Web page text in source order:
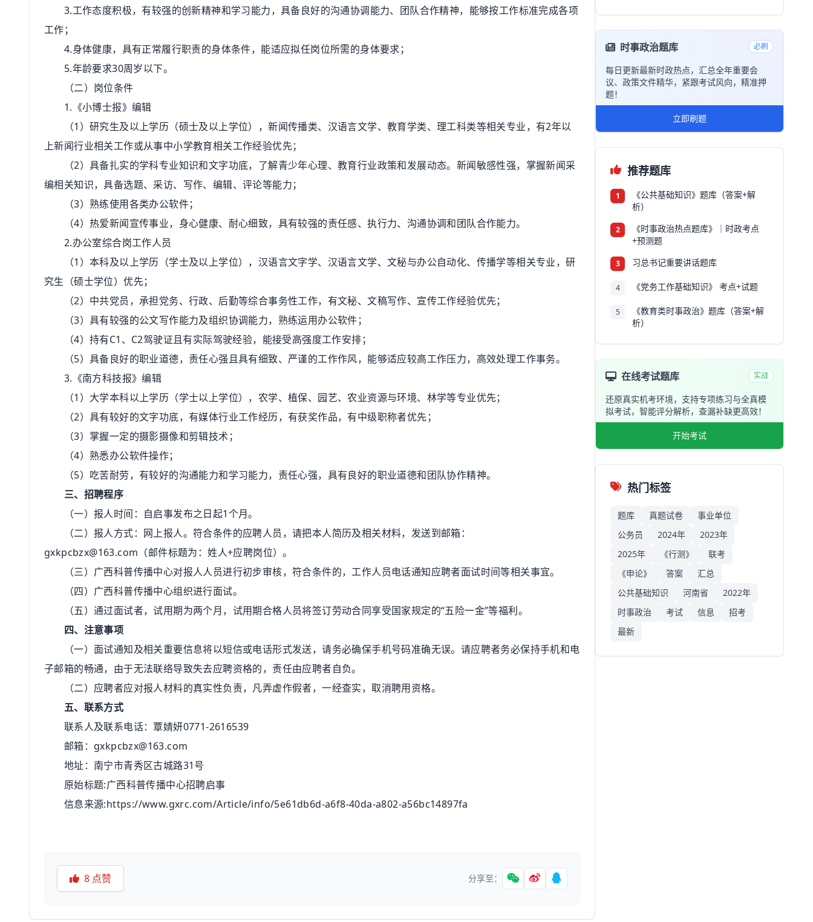
3.工作态度积极，有较强的创新精神和学习能力，具备良好的沟通协调能力、团队合作精神，能够按工作标准完成各项
工作；
4.身体健康，具有正常履行职责的身体条件，能适应拟任岗位所需的身体要求；
5.年龄要求30周岁以下。
（二）岗位条件
1.《小博士报》编辑
（1）研究生及以上学历（硕士及以上学位），新闻传播类、汉语言文学、 教育学类、理工科类等相关专业，有2年以
上新闻行业相关工作或从事中小学教育相关工作经验优先；
（2）具备扎实的学科专业知识和文字功底，了解青少年心理、教育行业政策和发展动态。新闻敏感性强，掌握新闻采
编相关知识，具备选题、采访、写作、编辑、评论等能力；
（3）熟练使用各类办公软件；
（4）热爱新闻宣传事业，身心健康、耐心细致，具有较强的责任感、执行力、沟通协调和团队合作能力。
2.办公室综合岗工作人员
（1）本科及以上学历（学士及以上学位），汉语言文字学、汉语言文学、文秘与办公自动化、传播学等相关专业，研
究生（硕士学位）优先；
（2）中共党员，承担党务、行政、后勤等综合事务性工作，有文秘、文稿写作、宣传工作经验优先；
（3）具有较强的公文写作能力及组织协调能力，熟练运用办公软件；
（4）持有C1、C2驾驶证且有实际驾驶经验，能接受高强度工作安排；
（5）具备良好的职业道德，责任心强且具有细致、严谨的工作作风，能够适应较高工作压力，高效处理工作事务。
3.《南方科技报》编辑
（1）大学本科以上学历（学士以上学位），农学、植保、园艺、农业资源与环境、林学等专业优先；
（2）具有较好的文字功底，有媒体行业工作经历，有获奖作品，有中级职称者优先；
（3）掌握一定的摄影摄像和剪辑技术；
（4）熟悉办公软件操作；
（5）吃苦耐劳，有较好的沟通能力和学习能力，责任心强，具有良好的职业道德和团队协作精神。
三、招聘程序
（一）报人时间：自启事发布之日起1个月。
（二）报人方式：网上报人。符合条件的应聘人员，请把本人简历及相关材料，发送到邮箱：
gxkpcbzx@163.com（邮件标题为：姓人+应聘岗位）。
（三）广西科普传播中心对报人人员进行初步审核，符合条件的，工作人员电话通知应聘者面试时间等相关事宜。
（四）广西科普传播中心组织进行面试。
（五）通过面试者，试用期为两个月，试用期合格人员将签订劳动合同享受国家规定的“五险一金”等福利。
四、注意事项
（一）面试通知及相关重要信息将以短信或电话形式发送，请务必确保手机号码准确无误。请应聘者务必保持手机和电
子邮箱的畅通，由于无法联络导致失去应聘资格的，责任由应聘者自负。
（二）应聘者应对报人材料的真实性负责，凡弄虚作假者，一经查实，取消聘用资格。
五、联系方式
联系人及联系电话：覃婧妍0771-2616539
邮箱：gxkpcbzx@163.com
地址：南宁市青秀区古城路31号
原始标题:广西科普传播中心招聘启事
信息来源:https://www.gxrc.com/Article/info/5e61db6d-a6f8-40da-a802-a56bc14897fa
8 点赞 分享至：
时事政治题库 必刷
每日更新最新时政热点，汇总全年重要会
议、政策文件精华，紧跟考试风向，精准押
题！
立即刷题
推荐题库
1
《公共基础知识》题库（答案+解
析）
2
《时事政治热点题库》｜时政考点
+预测题
3 习总书记重要讲话题库
4 《党务工作基础知识》 考点+试题
5
《教育类时事政治》题库（答案+解
析）
在线考试题库 实战
还原真实机考环境，支持专项练习与全真模
拟考试，智能评分解析，查漏补缺更高效！
开始考试
热门标签
题库 真题试卷
事业单位
公务员
2024年
2023年
2025年
《行测》
联考
《申论》
答案
汇总
公共基础知识
河南省
2022年
时事政治
考试 信息
招考
最新